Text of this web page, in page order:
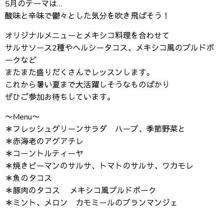
5月のテーマは…
酸味と辛味で鬱々とした気分を吹き飛ばそう！
オリジナルメニューとメキシコ料理を合わせて
サルサソース2種やヘルシータコス、 メキシコ風のプルドポ
ークなど
またまた盛りだくさんでレッスンします。
これから暑い夏まで大活躍しそうなものばかり
ぜひご参加お待ちしています。
〜Menu〜
＊フレッシュグリーンサラダ ハーブ、季節野菜と
＊赤海老のアグアチレ
＊コーントルティーヤ
＊焼きピーマンのサルサ、トマトのサルサ、ワカモレ
＊魚のタコス
＊豚肉のタコス メキシコ風プルドポーク
＊ミント、メロン カモミールのブランマンジェ